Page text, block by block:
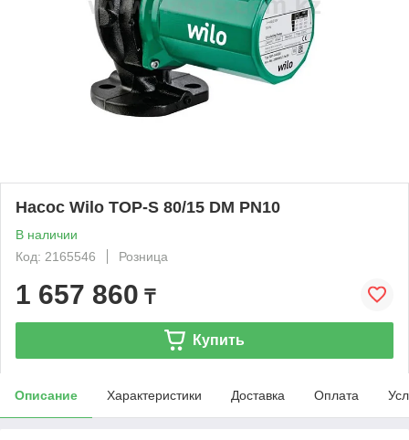
Насос Wilo TOP-S 80/15 DM PN10
В наличии
Код: 2165546
Розница
1 657 860 ₸
Купить
Описание Характеристики Доставка Оплата